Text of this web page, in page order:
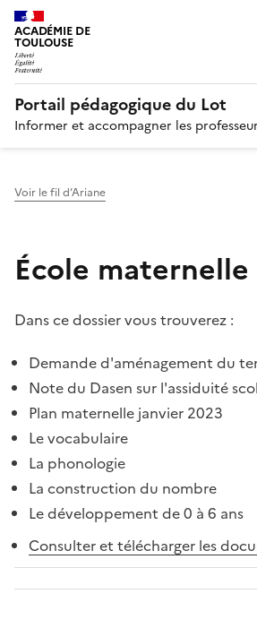
ACADÉMIE DE
TOULOUSE
Portail pédagogique du Lot
Informer et accompagner les
Voir le fil d’Ariane
École maternelle
Dans ce dossier vous trouverez :
Demande d'aménagement du
Note du Dasen sur l'assiduité
Plan maternelle janvier 2023
Le vocabulaire
La phonologie
La construction du nombre
Le développement de 0 à 6 ans
Consulter et télécharger les